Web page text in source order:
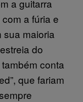
a guitarra
a fúria e
sua maioria
do
conta
que fariam